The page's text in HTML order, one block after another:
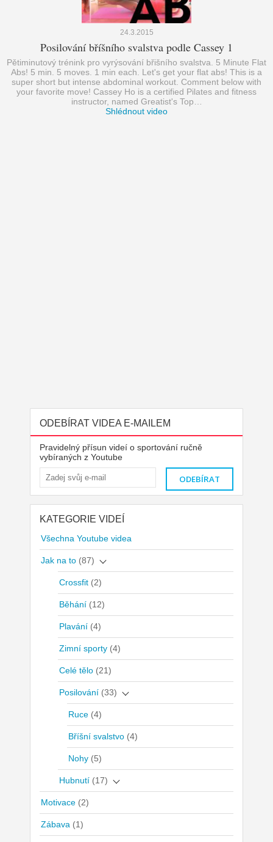
24.3.2015
Posilování bříšního svalstva podle Cassey 1
Pětiminutový trénink pro vyrýsování břišního svalstva. 5 Minute Flat
Abs! 5 min. 5 moves. 1 min each. Let's get your flat abs! This is a
super short but intense abdominal workout. Comment below with
your favorite move! Cassey Ho is a certified Pilates and fitness
instructor, named Greatist's Top…
Shlédnout video
ODEBÍRAT VIDEA E-MAILEM
Pravidelný přísun videí o sportování ručně
vybíraných z Youtube
KATEGORIE VIDEÍ
Všechna Youtube videa
Jak na to (87)
Crossfit (2)
Běhání (12)
Plavání (4)
Zimní sporty (4)
Celé tělo (21)
Posilování (33)
Ruce (4)
Bříšní svalstvo (4)
Nohy (5)
Hubnutí (17)
Motivace (2)
Zábava (1)